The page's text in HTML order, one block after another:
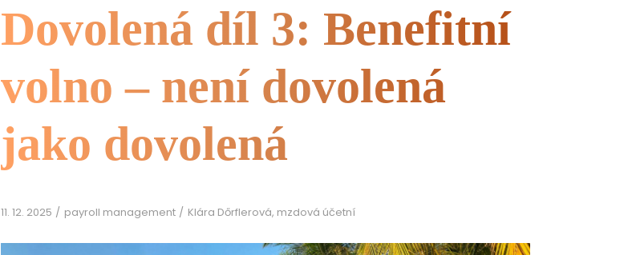
Dovolená díl 3: Benefitní
volno – není dovolená
jako dovolená
11. 12. 2025 payroll management Klára Dőrflerová, mzdová účetní